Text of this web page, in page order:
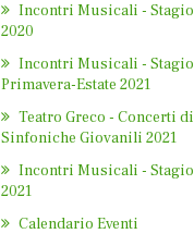
Incontri Musicali -
2020
Incontri Musicali -
Primavera-Estate 2021
Teatro Greco - Concerti
Sinfoniche Giovanili 2021
Incontri Musicali -
2021
Calendario Eventi